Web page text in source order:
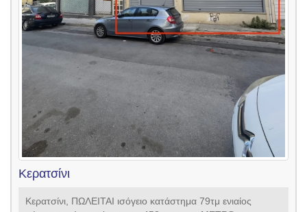
Κερατσίνι
Κερατσίνι, ΠΩΛΕΙΤΑΙ ισόγειο κατάστημα 79τμ ενιαίος